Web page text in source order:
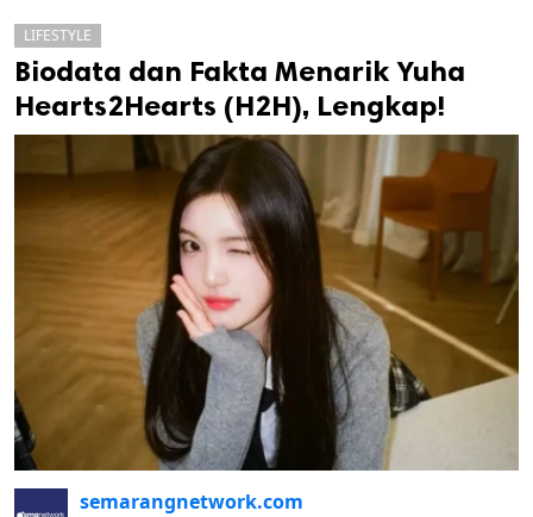
LIFESTYLE
Biodata dan Fakta Menarik Yuha
Hearts2Hearts (H2H), Lengkap!
semarangnetwork.com